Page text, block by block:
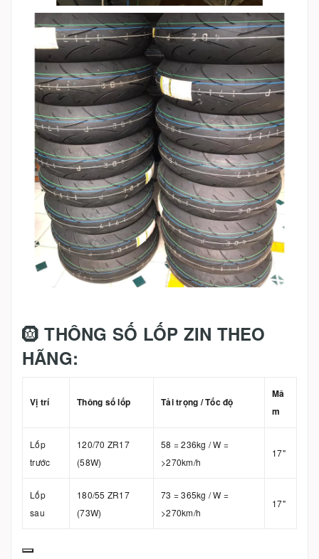
🛞THÔNG SỐ LỐP ZIN THEO
HÃNG:
Vị trí Thông số lốp Tải trọng / Tốc độ
Mâ
m
Lốp
trước
120/70 ZR17
(58W)
58 = 236kg / W =
>270km/h
17"
Lốp
sau
180/55 ZR17
(73W)
73 = 365kg / W =
>270km/h
17"